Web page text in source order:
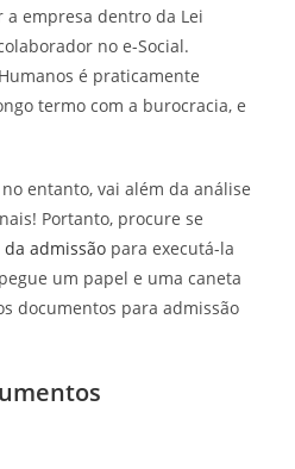
empresa dentro da Lei
no e-Social.
é praticamente
termo com a burocracia, e
entanto, vai além da análise
Portanto, procure se
da admissão para executá-la
um papel e uma caneta
documentos para admissão